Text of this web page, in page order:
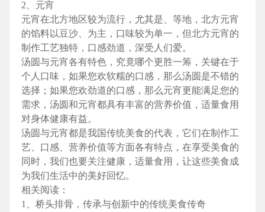
2、元宵
元宵在北方地区较为流行，尤其是、等地，北方元宵
的馅料以豆沙、为主，口味较为单一，但北方元宵的
制作工艺独特，口感劲道，深受人们爱。
汤圆与元宵各有特色，究竟哪个更胜一筹，关键在于
个人口味，如果您欢软糯的口感，那么汤圆是不错的
选择；如果您欢劲道的口感，那么元宵更能满足您的
需求，汤圆和元宵都具有丰富的营养价值，适量食用
对身体健康有益。
汤圆与元宵都是我国传统美食的代表，它们在制作工
艺、口感、营养价值等方面各有特点，在享受美食的
同时，我们也要关注健康，适量食用，让这些美食成
为我们生活中的美好回忆。
相关阅读：
1、桥头排骨，传承与创新中的传统美食传奇